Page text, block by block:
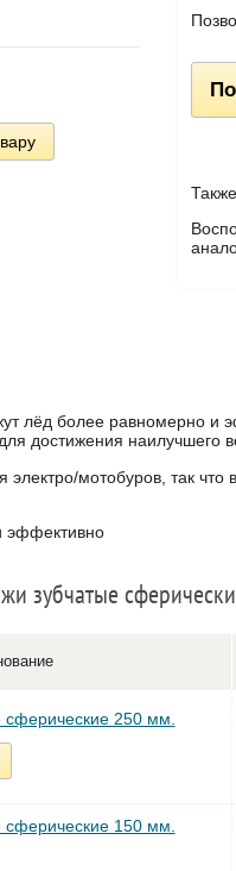
лёд более равномерно и
достижения наилучшего
электро/мотобуров, так
эффективно
зубчатые
250 мм.
150 мм.